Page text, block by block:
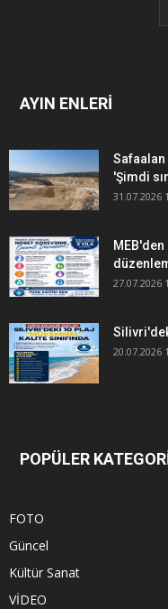
AYIN ENLERİ
Safaalan
'Şimdi
31.07.2026
27.07.2026
20.07.2026
POPÜLER
FOTO
Güncel
Kültür Sanat
VİDEO